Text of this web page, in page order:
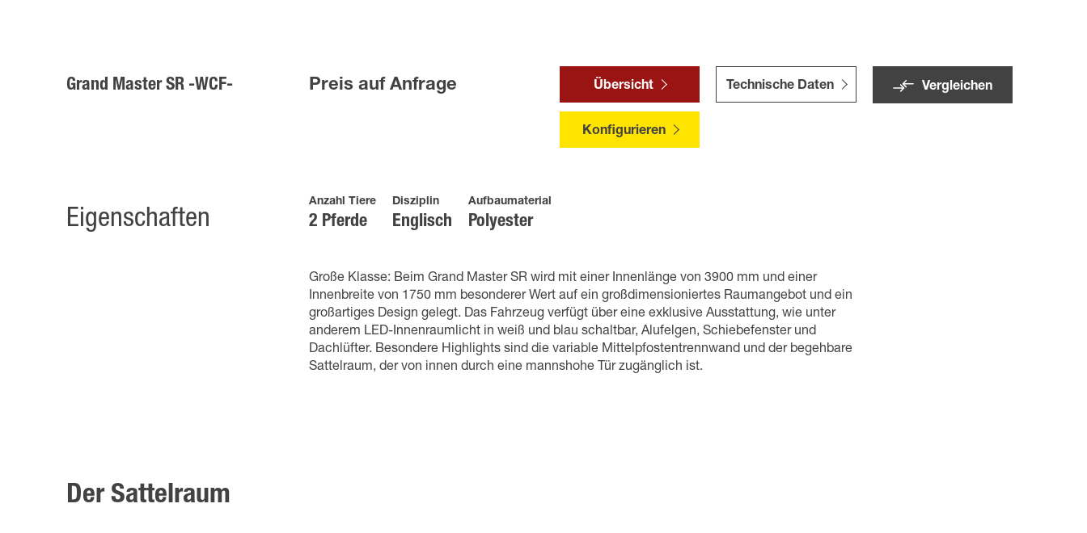
Grand Master SR -WCF- Preis auf Anfrage Übersicht Technische Daten Vergleichen
Konfigurieren
Eigenschaften
Anzahl Tiere
2 Pferde
Disziplin
Englisch
Aufbaumaterial
Polyester
Große Klasse: Beim Grand Master SR wird mit einer Innenlänge von 3900 mm und einer
Innenbreite von 1750 mm besonderer Wert auf ein großdimensioniertes Raumangebot und ein
großartiges Design gelegt. Das Fahrzeug verfügt über eine exklusive Ausstattung, wie unter
anderem LED-Innenraumlicht in weiß und blau schaltbar, Alufelgen, Schiebefenster und
Dachlüfter. Besondere Highlights sind die variable Mittelpfostentrennwand und der begehbare
Sattelraum, der von innen durch eine mannshohe Tür zugänglich ist.
Der Sattelraum